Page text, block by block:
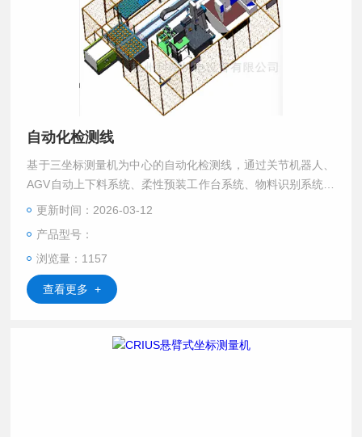
自动化检测线
基于三坐标测量机为中心的自动化检测线，通过关节机器人、
AGV自动上下料系统、柔性预装工作台系统、物料识别系统、
PLC中控系统，定制中控软件系统、安全系统等的集成，实现
数据采集等功能，可连续稳定运行。
更新时间：2026-03-12
产品型号：
浏览量：1157
查看更多 +